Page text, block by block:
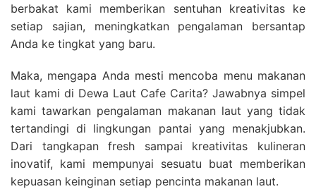
berbakat kami memberikan sentuhan kreativitas ke
setiap sajian, meningkatkan pengalaman bersantap
Anda ke tingkat yang baru.
Maka, mengapa Anda mesti mencoba menu makanan
laut kami di Dewa Laut Cafe Carita? Jawabnya simpel
kami tawarkan pengalaman makanan laut yang tidak
tertandingi di lingkungan pantai yang menakjubkan.
Dari tangkapan fresh sampai kreativitas kulineran
inovatif, kami mempunyai sesuatu buat memberikan
kepuasan keinginan setiap pencinta makanan laut.